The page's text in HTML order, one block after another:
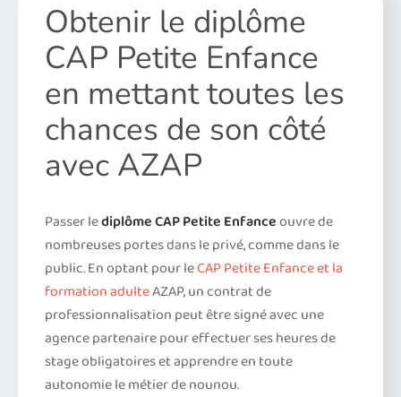
Obtenir le diplôme
CAP Petite Enfance
en mettant toutes les
chances de son côté
avec AZAP
Passer lediplôme CAP Petite Enfanceouvre de
nombreuses portes dans le privé, comme dans le
public. En optant pour leCAP Petite Enfance et la
formation adulteAZAP, un contrat de
professionnalisation peut être signé avec une
agence partenaire pour effectuer ses heures de
stage obligatoires et apprendre en toute
autonomie le métier de nounou.